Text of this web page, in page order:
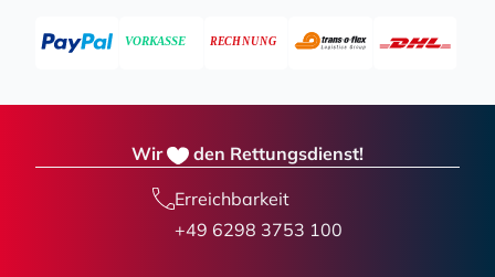
Wir den Rettungsdienst!
Erreichbarkeit
+49 6298 3753 100